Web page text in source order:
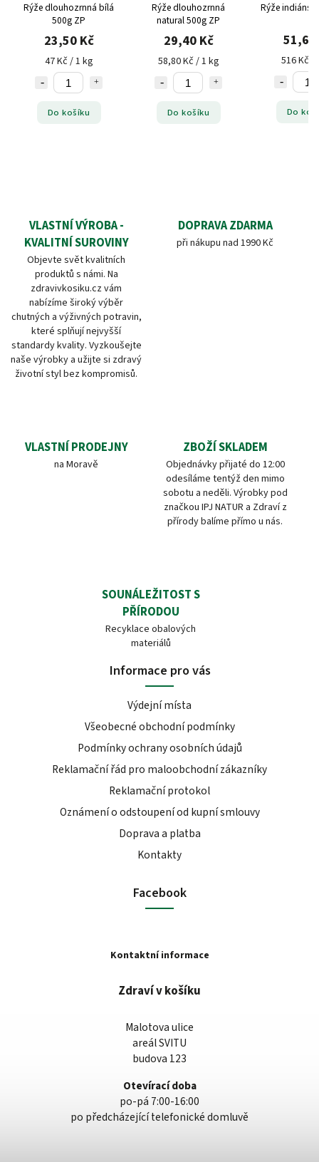
Rýže dlouhozrnná bílá
500g ZP
23,50 Kč
47 Kč / 1 kg
Do košíku
Rýže dlouhozrnná
natural 500g ZP
29,40 Kč
58,80 Kč / 1 kg
Do košíku
Rýže
51,60
516 Kč /
Do
VLASTNÍ VÝROBA -
KVALITNÍ SUROVINY
Objevte svět kvalitních
produktů s námi. Na
zdravivkosiku.cz vám
nabízíme široký výběr
chutných a výživných potravin,
které splňují nejvyšší
standardy kvality. Vyzkoušejte
naše výrobky a užijte si zdravý
životní styl bez kompromisů.
DOPRAVA ZDARMA
při nákupu nad 1990 Kč
VLASTNÍ PRODEJNY
na Moravě
ZBOŽÍ SKLADEM
Objednávky přijaté do 12:00
odesíláme tentýž den mimo
sobotu a neděli. Výrobky pod
značkou IPJ NATUR a Zdraví z
přírody balíme přímo u nás.
SOUNÁLEŽITOST S
PŘÍRODOU
Recyklace obalových
materiálů
Informace pro vás
Výdejní místa
Všeobecné obchodní podmínky
Podmínky ochrany osobních údajů
Reklamační řád pro maloobchodní zákazníky
Reklamační protokol
Oznámení o odstoupení od kupní smlouvy
Doprava a platba
Kontakty
Facebook
Kontaktní informace
Zdraví v košíku
Malotova ulice
areál SVITU
budova 123
Otevírací doba
po-pá 7:00-16:00
po předcházející telefonické domluvě